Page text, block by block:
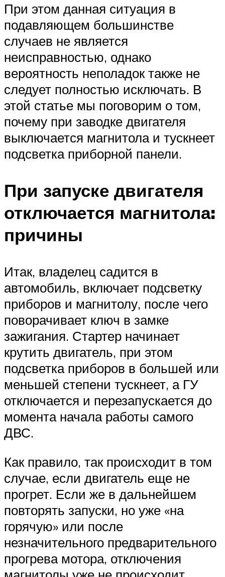
При этом данная ситуация в
подавляющем большинстве
случаев не является
неисправностью, однако
вероятность неполадок также не
следует полностью исключать. В
этой статье мы поговорим о том,
почему при заводке двигателя
выключается магнитола и тускнеет
подсветка приборной панели.
При запуске двигателя
отключается магнитола:
причины
Итак, владелец садится в
автомобиль, включает подсветку
приборов и магнитолу, после чего
поворачивает ключ в замке
зажигания. Стартер начинает
крутить двигатель, при этом
подсветка приборов в большей или
меньшей степени тускнеет, а ГУ
отключается и перезапускается до
момента начала работы самого
ДВС.
Как правило, так происходит в том
случае, если двигатель еще не
прогрет. Если же в дальнейшем
повторять запуски, но уже «на
горячую» или после
незначительного предварительного
прогрева мотора, отключения